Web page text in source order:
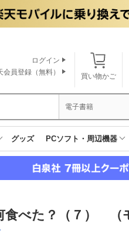
買い物かご
ログイン
会員登録（無料）
電子書籍
グッズ PCソフト・周辺機器
食べた？（７）